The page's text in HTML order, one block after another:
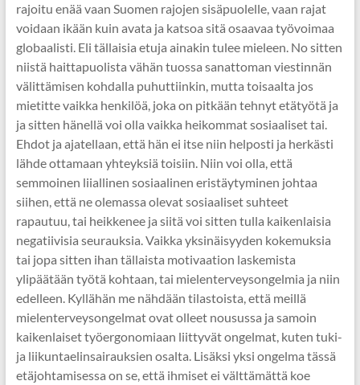
rajoitu enää vaan Suomen rajojen sisäpuolelle, vaan rajat
voidaan ikään kuin avata ja katsoa sitä osaavaa työvoimaa
globaalisti. Eli tällaisia etuja ainakin tulee mieleen. No sitten
niistä haittapuolista vähän tuossa sanattoman viestinnän
välittämisen kohdalla puhuttiinkin, mutta toisaalta jos
mietitte vaikka henkilöä, joka on pitkään tehnyt etätyötä ja
ja sitten hänellä voi olla vaikka heikommat sosiaaliset tai.
Ehdot ja ajatellaan, että hän ei itse niin helposti ja herkästi
lähde ottamaan yhteyksiä toisiin. Niin voi olla, että
semmoinen liiallinen sosiaalinen eristäytyminen johtaa
siihen, että ne olemassa olevat sosiaaliset suhteet
rapautuu, tai heikkenee ja siitä voi sitten tulla kaikenlaisia
negatiivisia seurauksia. Vaikka yksinäisyyden kokemuksia
tai jopa sitten ihan tällaista motivaation laskemista
ylipäätään työtä kohtaan, tai mielenterveysongelmia ja niin
edelleen. Kyllähän me nähdään tilastoista, että meillä
mielenterveysongelmat ovat olleet nousussa ja samoin
kaikenlaiset työergonomiaan liittyvät ongelmat, kuten tuki-
ja liikuntaelinsairauksien osalta. Lisäksi yksi ongelma tässä
etäjohtamisessa on se, että ihmiset ei välttämättä koe